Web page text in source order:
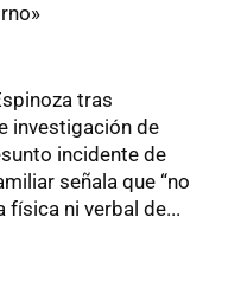
tras
investigación de
incidente de
señala que “no
física ni verbal de...